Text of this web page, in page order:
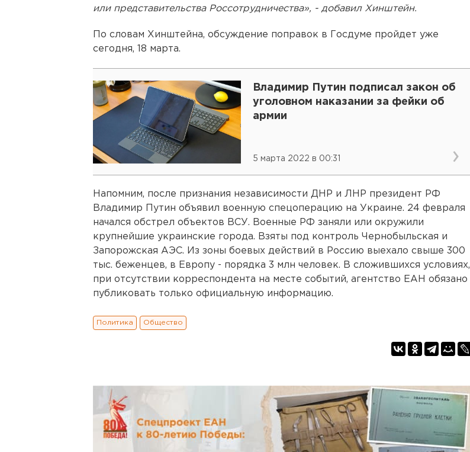
или представительства Россотрудничества», - добавил Хинштейн.
По словам Хинштейна, обсуждение поправок в Госдуме пройдет уже
сегодня, 18 марта.
Владимир Путин подписал закон об
уголовном наказании за фейки об
армии
5 марта 2022 в 00:31
Напомним, после признания независимости ДНР и ЛНР президент РФ
Владимир Путин объявил военную спецоперацию на Украине. 24 февраля
начался обстрел объектов ВСУ. Военные РФ заняли или окружили
крупнейшие украинские города. Взяты под контроль Чернобыльская и
Запорожская АЭС. Из зоны боевых действий в Россию выехало свыше 300
тыс. беженцев, в Европу - порядка 3 млн человек. В сложившихся условиях,
при отсутствии корреспондента на месте событий, агентство ЕАН обязано
публиковать только официальную информацию.
Политика Общество